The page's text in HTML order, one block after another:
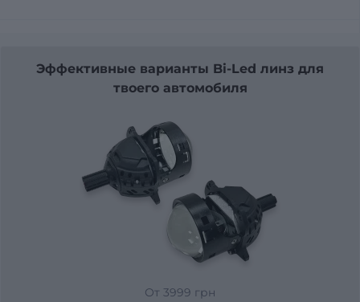
Эффективные варианты Bi-Led линз для
твоего автомобиля
От 3999 грн